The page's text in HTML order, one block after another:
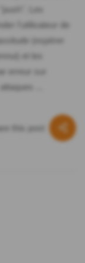
Les
l'utilisateur de
(espérer
et les
erreur sur
...
this post